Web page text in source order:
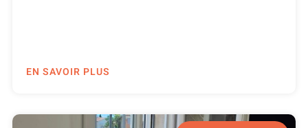
EN SAVOIR PLUS